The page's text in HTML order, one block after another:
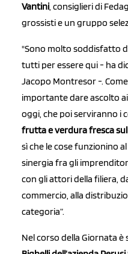
Vantini, consiglieri di
grossisti e un gruppo
"Sono molto soddisfatto
tutti per essere qui - ha
Jacopo Montresor -.
importante dare ascolto
oggi, che poi serviranno i
frutta e verdura fresca
sì che le cose funzionino
sinergia fra gli
con gli attori della filiera,
commercio, alla
categoria”.
Nel corso della Giornata